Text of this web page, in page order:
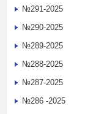
№291-2025
№290-2025
№289-2025
№288-2025
№287-2025
№286 -2025